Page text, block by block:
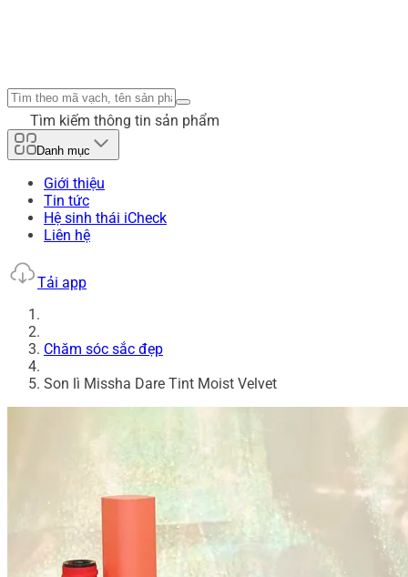
Tìm kiếm thông tin sản phẩm
Danh mục
Giới thiệu
Tin tức
Hệ sinh thái iCheck
Liên hệ
Tải app
Chăm sóc sắc đẹp
Son lì Missha Dare Tint Moist Velvet